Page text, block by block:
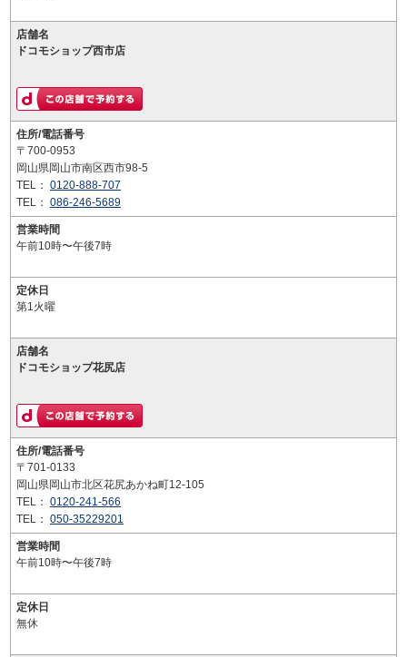
店舗名
ドコモショップ西市店
住所/電話番号
〒700-0953
岡山県岡山市南区西市98-5
TEL： 0120-888-707
TEL： 086-246-5689
営業時間
午前10時〜午後7時
定休日
第1火曜
店舗名
ドコモショップ花尻店
住所/電話番号
〒701-0133
岡山県岡山市北区花尻あかね町12-105
TEL： 0120-241-566
TEL： 050-35229201
営業時間
午前10時〜午後7時
定休日
無休